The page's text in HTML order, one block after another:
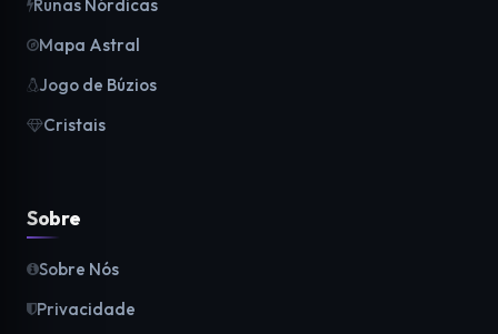
Runas Nórdicas
Mapa Astral
Jogo de Búzios
Cristais
Sobre
Sobre Nós
Privacidade